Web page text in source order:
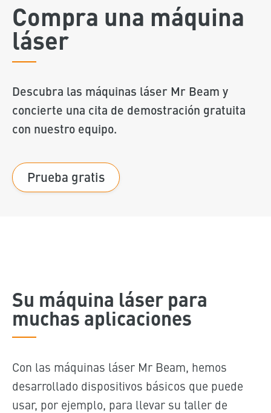
Compra una máquina
láser
Descubra las máquinas láser Mr Beam y
concierte una cita de demostración gratuita
con nuestro equipo.
Prueba gratis
Su máquina láser para
muchas aplicaciones
Con las máquinas láser Mr Beam, hemos
desarrollado dispositivos básicos que puede
usar, por ejemplo, para llevar su taller de